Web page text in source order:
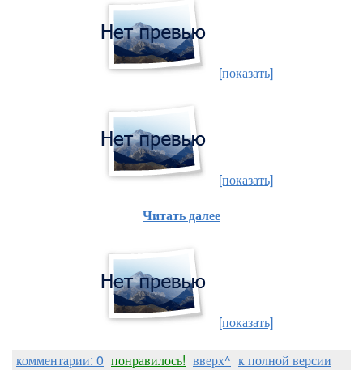
[показать]
[показать]
Читать далее
[показать]
комментарии: 0 понравилось! вверх^ к полной версии